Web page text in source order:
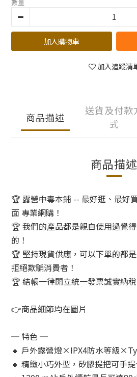
數量
加入購物車
加入追蹤清
商品描述
送貨及付款
式
商品描述
🏆 露營中毒本鋪 -- 最好逛、最好
面 專業網購！
🏆 我們的產品都是親自使用過覺
的！
🏆 堅持現貨供應，可以下單的都
拒絕欺騙消費者！
🏆 結帳一律開立統一發票誠實納
👉商品細節均在圖片
═ 特色 ═
🔸 戶外露營燈×IPX4防水等級
🔸 精緻小巧外型，矽膠提把可手